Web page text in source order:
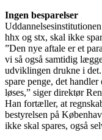
Ingen besparelser
hhx og stx, skal ikke
”Den nye aftale er et
vi så også samtidig
udviklingen drukne i
spare penge, det
løses,” siger direktør
Han fortæller, at
bestyrelsen på
ikke skal spares, også